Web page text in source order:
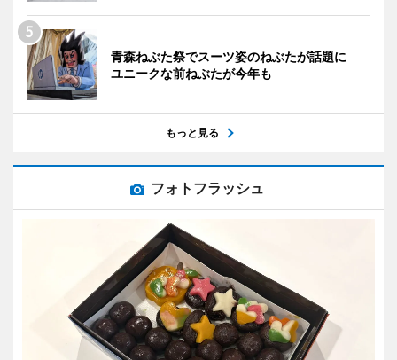
青森ねぶた祭でスーツ姿のねぶたが話題に
ユニークな前ねぶたが今年も
もっと見る
フォトフラッシュ